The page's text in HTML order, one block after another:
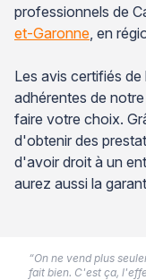
professionnels de
et-Garonne , en
Les avis certifiés de
adhérentes de
faire votre choix.
d'obtenir des
d'avoir droit à un
aurez aussi la
“On ne vend plus
fait bien. C'est ça,